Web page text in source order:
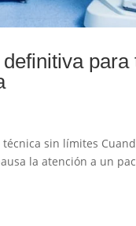
para
sin límites
la atención a un